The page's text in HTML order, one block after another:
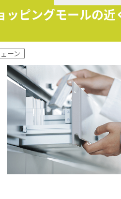
ピングモールの近
ーン